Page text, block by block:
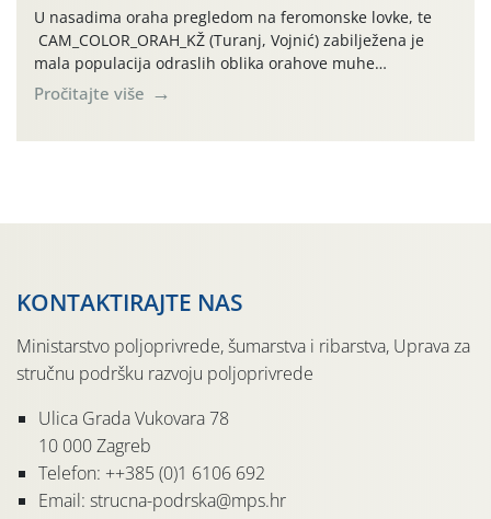
U nasadima oraha pregledom na feromonske lovke, te
CAM_COLOR_ORAH_KŽ (Turanj, Vojnić) zabilježena je
mala populacija odraslih oblika orahove muhe
(Rhagoletis completa). Niska brojnost može se objasniti
činjenicom da je riječ o mladim nasadima s vrlo malim
Pročitajte više
KONTAKTIRAJTE NAS
Ministarstvo poljoprivrede, šumarstva i ribarstva, Uprava za
stručnu podršku razvoju poljoprivrede
Ulica Grada Vukovara 78
10 000 Zagreb
Telefon: ++385 (0)1 6106 692
Email: strucna-podrska@mps.hr